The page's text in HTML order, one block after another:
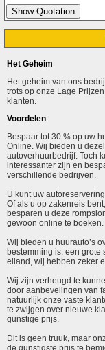
Het Geheim
Het geheim van ons
trots op onze Lage
klanten.
Voordelen
Bespaar tot 30 % op uw
Online. Wij bieden u
autoverhuurbedrijf. Toch
interessanter zijn en
verschillende bedrijven.
U kunt uw
Of als u op zakenreis
besparen u deze
gewoon online te boeken.
Wij bieden u huurauto’s
bestemming is: een grote
eiland, wij hebben zeker
Wij zijn verheugd te
door aanbevelingen van
natuurlijk onze vaste
te zwijgen over nieuwe
gunstige prijs.
Dit is geen truuk, maar
de gunstigste prijs te